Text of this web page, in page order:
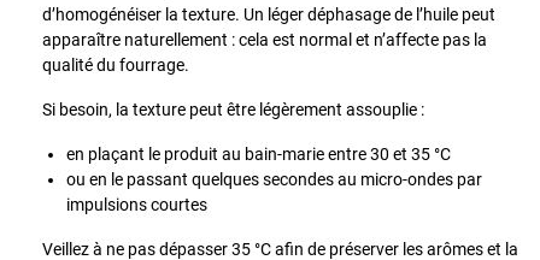
d’homogénéiser la texture. Un léger déphasage de l’huile peut
apparaître naturellement : cela est normal et n’affecte pas la
qualité du fourrage.
Si besoin, la texture peut être légèrement assouplie :
en plaçant le produit au bain-marie entre 30 et 35 °C
ou en le passant quelques secondes au micro-ondes par
impulsions courtes
Veillez à ne pas dépasser 35 °C afin de préserver les arômes et la